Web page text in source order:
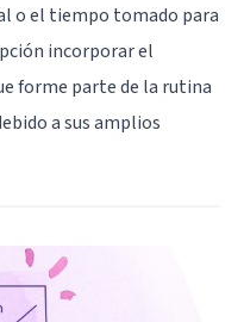
o el tiempo tomado para
incorporar el
forme parte de la rutina
a sus amplios